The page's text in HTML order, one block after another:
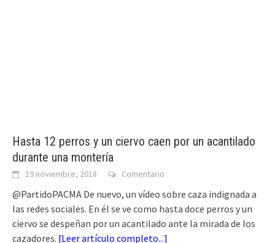
Hasta 12 perros y un ciervo caen por un acantilado
durante una montería
19 noviembre, 2018 Comentario
@PartidoPACMA De nuevo, un vídeo sobre caza indignada a
las redes sociales. En él se ve como hasta doce perros y un
ciervo se despeñan por un acantilado ante la mirada de los
cazadores. [Leer artículo completo...]